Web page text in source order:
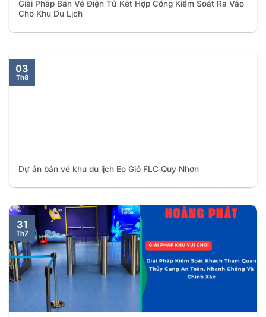
Giải Pháp Bán Vé Điện Tử Kết Hợp Cổng Kiểm Soát Ra Vào
Cho Khu Du Lịch
Dự án bán vé khu du lịch Eo Gió FLC Quy Nhơn
03
Th8
31
Th7